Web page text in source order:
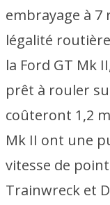
embrayage à 7
légalité
la Ford GT Mk
prêt à rouler
coûteront 1,2
Mk II ont une
vitesse de
Trainwreck et